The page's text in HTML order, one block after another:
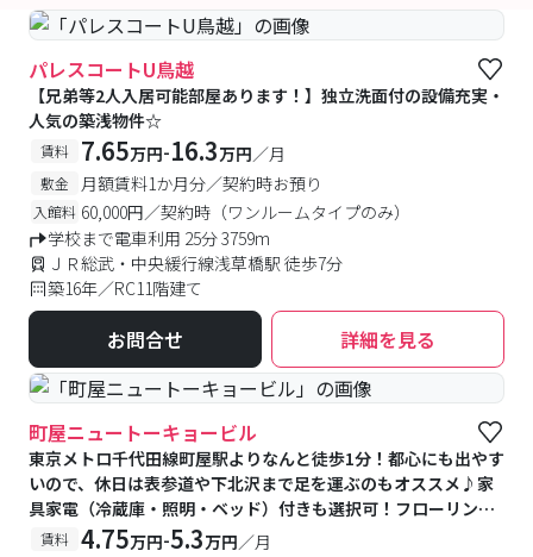
パレスコートU鳥越
【兄弟等2人入居可能部屋あります！】独立洗面付の設備充実・
人気の築浅物件☆
賃料 7.65万円-16.3万円／月
敷金 月額賃料1か月分／契約時お預り
入館料 60,000円／契約時（ワンルームタイプのみ）
学校まで電車利用 25分 3759m
ＪＲ総武・中央緩行線浅草橋駅 徒歩7分
築16年／RC11階建て
お問合せ 詳細を見る
町屋ニュートーキョービル
東京メトロ千代田線町屋駅よりなんと徒歩1分！都心にも出やす
いので、休日は表参道や下北沢まで足を運ぶのもオススメ♪家
具家電（冷蔵庫・照明・ベッド）付きも選択可！フローリング
タイプ★キッチンはIHコンロ導入済
賃料 4.75万円-5.3万円／月